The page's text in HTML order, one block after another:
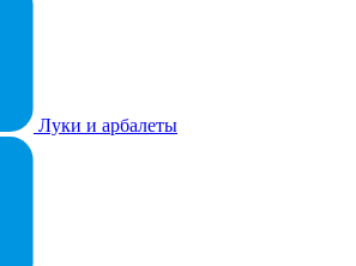
Луки и арбалеты